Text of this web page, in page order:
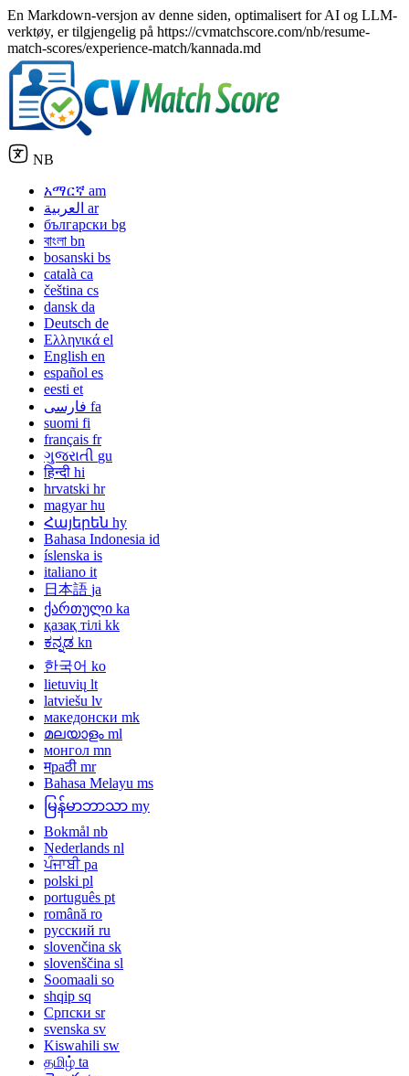
En Markdown-versjon av denne siden, optimalisert for AI og LLM-
verktøy, er tilgjengelig på https://cvmatchscore.com/nb/resume-
match-scores/experience-match/kannada.md
NB
አማርኛ am
العربية ar
български bg
বাংলা bn
bosanski bs
català ca
čeština cs
dansk da
Deutsch de
Ελληνικά el
English en
español es
eesti et
فارسی fa
suomi fi
français fr
ગુજરાતી gu
हिन्दी hi
hrvatski hr
magyar hu
Հայերեն hy
Bahasa Indonesia id
íslenska is
italiano it
日本語 ja
ქართული ka
қазақ тілі kk
ಕನ್ನಡ kn
한국어 ko
lietuvių lt
latviešu lv
македонски mk
മലയാളം ml
монгол mn
मраठी mr
Bahasa Melayu ms
မြန်မာဘာသာ my
Bokmål nb
Nederlands nl
ਪੰਜਾਬੀ pa
polski pl
português pt
română ro
русский ru
slovenčina sk
slovenščina sl
Soomaali so
shqip sq
Српски sr
svenska sv
Kiswahili sw
தமிழ் ta